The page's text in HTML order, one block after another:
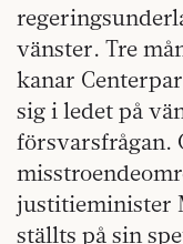
vänster. Tre
kanar
sig i ledet på
försvarsfrågan.
justitieminister
ställts på sin